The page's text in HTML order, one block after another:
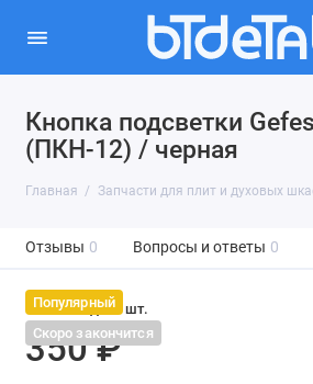
Кнопка подсветки
(ПКН-12) / черная
Главная Запчасти для плит и духовых
Отзывы 0 Вопросы и ответы 0
Популярный
Скоро закончится
На складе: 1 шт.
350 ₽